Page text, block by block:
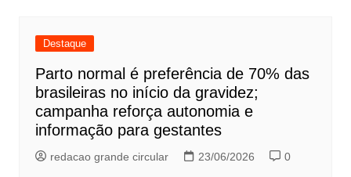
Destaque
Parto normal é preferência de 70% das
brasileiras no início da gravidez;
campanha reforça autonomia e
informação para gestantes
redacao grande circular 23/06/2026 0